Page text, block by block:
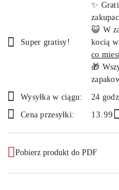
Super gratisy!
✨
😺 W
kocią
co
🎁
Wysyłka w ciągu:
24
Cena przesyłki:
13.99
Pobierz produkt do PDF